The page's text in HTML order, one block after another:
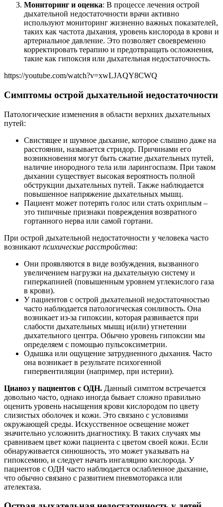
Мониторинг и оценка: В процессе лечения острой
дыхательной недостаточности врачи активно
используют мониторинг жизненно важных показателей,
таких как частота дыхания, уровень кислорода в крови и
артериальное давление. Это позволяет своевременно
корректировать терапию и предотвращать осложнения,
такие как гипоксия или дыхательная недостаточность.
https://youtube.com/watch?v=xwLJAQY8CWQ
Симптомы острой дыхательной недостаточности
Патологические изменения в области верхних дыхательных
путей:
Свистящее и шумное дыхание, которое слышно даже на
расстоянии, называется стридор. Причинами его
возникновения могут быть сжатие дыхательных путей,
наличие инородного тела или ларингоспазм. При таком
дыхании существует высокая вероятность полной
обструкции дыхательных путей. Также наблюдается
повышенное напряжение дыхательных мышц.
Пациент может потерять голос или стать охриплым –
это типичные признаки повреждения возвратного
гортанного нерва или самой гортани.
При острой дыхательной недостаточности у человека часто
возникают психические расстройства:
Они проявляются в виде возбуждения, вызванного
увеличением нагрузки на дыхательную систему и
гиперкапнией (повышенным уровнем углекислого газа
в крови).
У пациентов с острой дыхательной недостаточностью
часто наблюдается патологическая сонливость. Она
возникает из-за гипоксии, которая развивается при
слабости дыхательных мышц и(или) угнетении
дыхательного центра. Обычно уровень гипоксии мы
определяем с помощью пульсоксиметрии.
Одышка или ощущение затрудненного дыхания. Часто
она возникает в результате психогенной
гипервентиляции (например, при истерии).
Цианоз у пациентов с ОДН. Данный симптом встречается
довольно часто, однако иногда бывает сложно правильно
оценить уровень насыщения крови кислородом по цвету
слизистых оболочек и кожи. Это связано с условиями
окружающей среды. Искусственное освещение может
значительно усложнить диагностику. В таких случаях мы
сравниваем цвет кожи пациента с цветом своей кожи. Если
обнаруживается синюшность, это может указывать на
гипоксемию, и следует начать ингаляцию кислорода. У
пациентов с ОДН часто наблюдается ослабленное дыхание,
что обычно связано с развитием пневмоторакса или
ателектаза.